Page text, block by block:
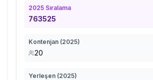
2025 Sıralama
763525
Kontenjan (2025)
20
Yerleşen (2025)